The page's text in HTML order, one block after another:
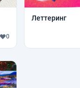
0
Леттеринг